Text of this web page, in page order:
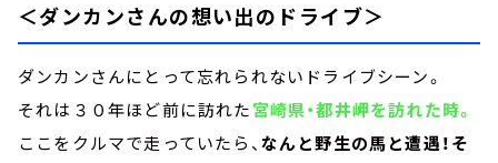
＜ダンカンさんの想い出のドライブ＞
ダンカンさんにとって忘れられないドライブシーン。
それは３０年ほど前に訪れた宮崎県・都井岬を訪れた時。
ここをクルマで走っていたら、なんと野生の馬と遭遇！そ